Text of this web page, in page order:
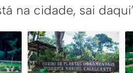
na cidade, sai